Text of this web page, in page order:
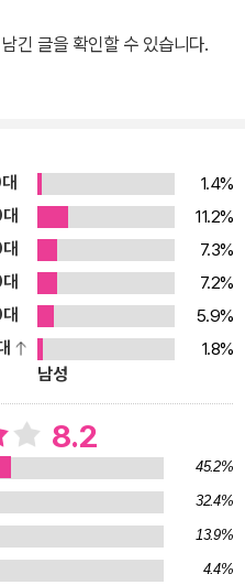
간다. 젊음을 대변하
밀밭의 파수꾼』 이 출간되었을
하지 못했다. 명문 기숙학교에
나라하게 드러나기 때문이다.
자로, 학부모의 사회적 지위에
하고, 오로지 이성 관계에만 몰
홀든의 모습은 오히려 젊은 독자
한없이 여린 마음을 들키고 마는
. 데이트를 하러 가는 룸메이트를
세상을 떠난 동생 알리와의 추억
다. 그리고 막내 여동생 피비에
다정한 오빠이기도 하다. ‘나중
‘호밀밭의 파수꾼’이 되어 아이
의 모습에서 힘이 없는 자에게
특권과 같은 감수성이 드러난
와 거침없는 비속어 때문에 학교
긴 글을 확인할 수 있습니다.
1.4%
11.2%
7.3%
7.2%
5.9%
1.8%
남성
8.2
45.2%
32.4%
13.9%
4.4%